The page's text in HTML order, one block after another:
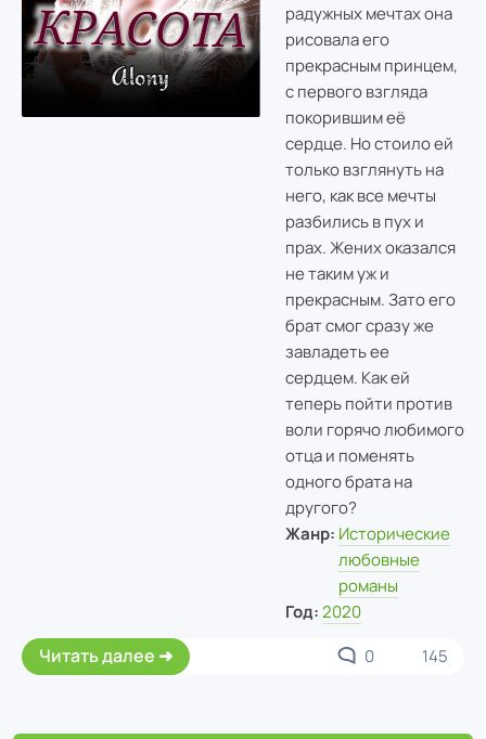
радужных мечтах она
рисовала его
прекрасным принцем,
с первого взгляда
покорившим её
сердце. Но стоило ей
только взглянуть на
него, как все мечты
разбились в пух и
прах. Жених оказался
не таким уж и
прекрасным. Зато его
брат смог сразу же
завладеть ее
сердцем. Как ей
теперь пойти против
воли горячо любимого
отца и поменять
одного брата на
другого?
Жанр: Исторические
любовные
романы
Год: 2020
Читать далее 0 145